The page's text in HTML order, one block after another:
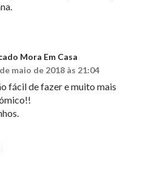
Mora Em Casa
maio de 2018 às 21:04
fácil de fazer e muito mais